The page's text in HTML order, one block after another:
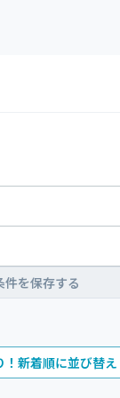
件を保存する
！新着順に並び替え